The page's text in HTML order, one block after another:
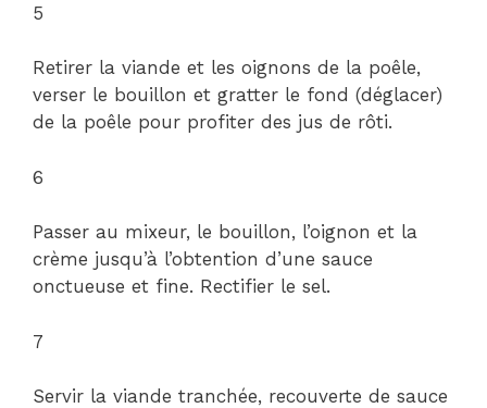
5
Retirer la viande et les oignons de la poêle,
verser le bouillon et gratter le fond (déglacer)
de la poêle pour profiter des jus de rôti.
6
Passer au mixeur, le bouillon, l’oignon et la
crème jusqu’à l’obtention d’une sauce
onctueuse et fine. Rectifier le sel.
7
Servir la viande tranchée, recouverte de sauce